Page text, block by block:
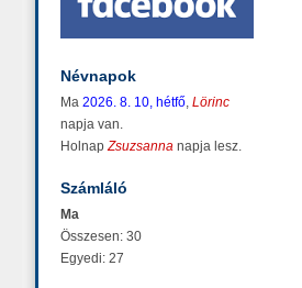
Névnapok
Ma 2026. 8. 10, hétfő, Lörinc
napja van.
HolnapZsuzsanna napja lesz.
Számláló
Ma
Összesen: 30
Egyedi: 27